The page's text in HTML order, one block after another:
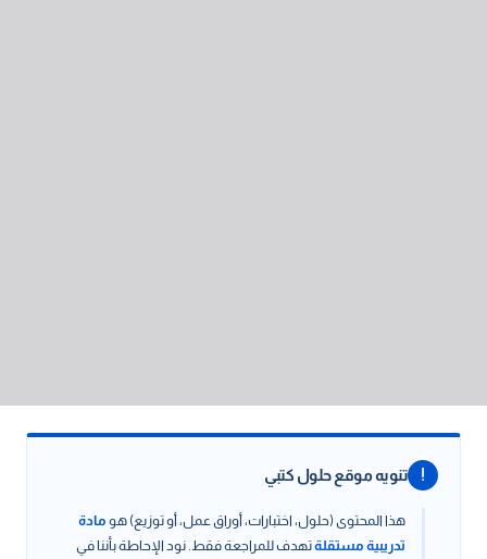
! تنويه موقع حلول كتبي
هذا المحتوى (حلول، اختبارات، أوراق عمل، أو توزيع) هو مادة
تدريبية مستقلةتهدف للمراجعة فقط. نود الإحاطة بأننا في